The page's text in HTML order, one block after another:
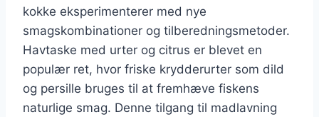
kokke eksperimenterer med nye
smagskombinationer og tilberedningsmetoder.
Havtaske med urter og citrus er blevet en
populær ret, hvor friske krydderurter som dild
og persille bruges til at fremhæve fiskens
naturlige smag. Denne tilgang til madlavning